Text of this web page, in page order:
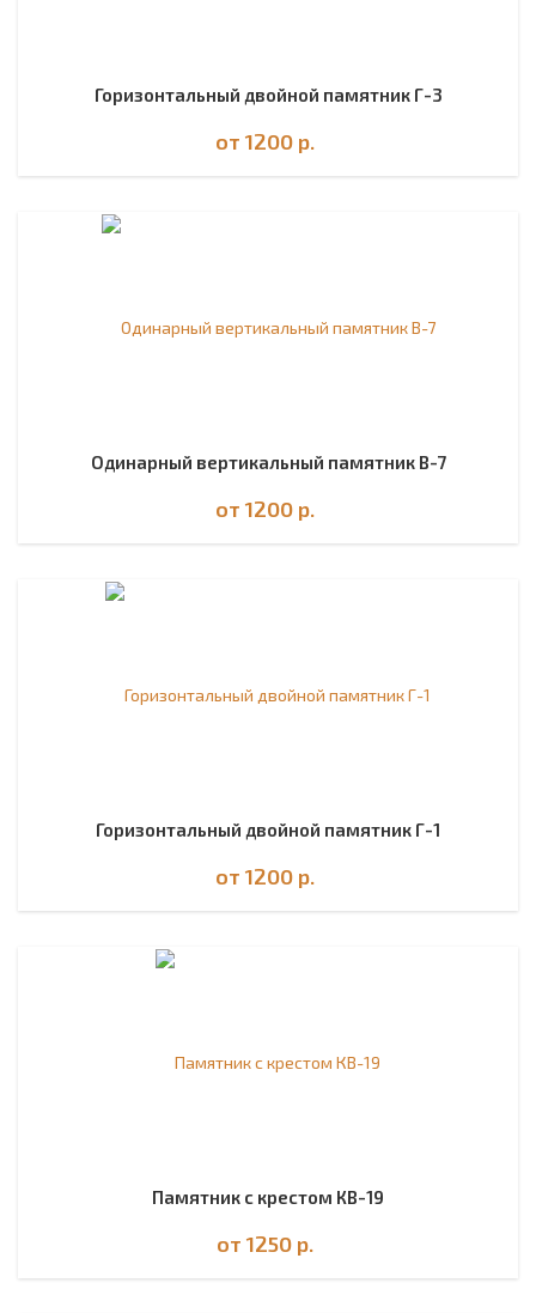
Горизонтальный двойной памятник Г-3
от 1200 р.
Одинарный вертикальный памятник В-7
от 1200 р.
Горизонтальный двойной памятник Г-1
от 1200 р.
Памятник с крестом КВ-19
от 1250 р.